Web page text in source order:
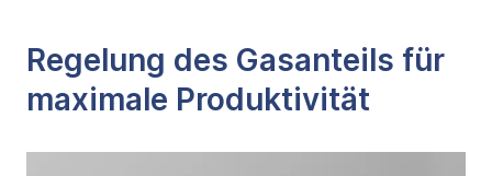
Regelung des Gasanteils für
maximale Produktivität